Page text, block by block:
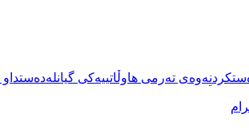
تەرمی هاوڵاتییەکی
دوو گەنج لەلایەن هێزە ئەمنییەکانی
خەڵکی سەردەشت لە کاتی کۆڵبەری لە